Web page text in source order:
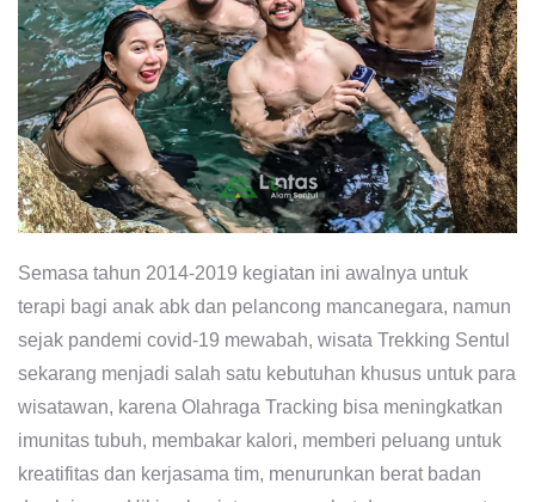
Semasa tahun 2014-2019 kegiatan ini awalnya untuk
terapi bagi anak abk dan pelancong mancanegara, namun
sejak pandemi covid-19 mewabah, wisata Trekking Sentul
sekarang menjadi salah satu kebutuhan khusus untuk para
wisatawan, karena Olahraga Tracking bisa meningkatkan
imunitas tubuh, membakar kalori, memberi peluang untuk
kreatifitas dan kerjasama tim, menurunkan berat badan